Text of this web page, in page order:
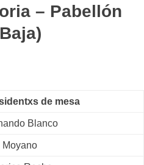
– Pabellón
de mesa
Blanco
Moyano